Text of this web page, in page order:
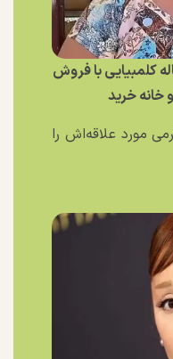
کلمبیا؛ زن ۶۷ ساله کلمبیایی با فروش
خانه خرید
سرگرمی مورد علاقه‌اش را